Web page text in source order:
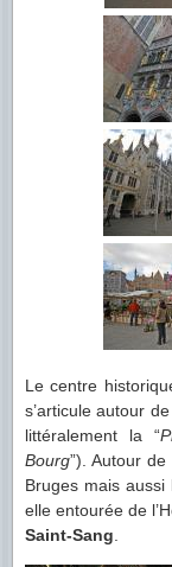
Le centre
s’articule autour
littéralement la “
Bourg”). Autour
Bruges mais aussi
elle entourée de
Saint-Sang.